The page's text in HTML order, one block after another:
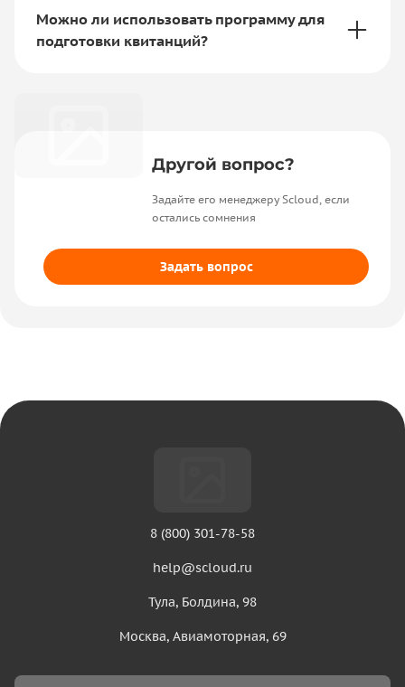
Можно ли использовать программу для
подготовки квитанций?
Другой вопрос?
Задайте его менеджеру Scloud, если
остались сомнения
Задать вопрос
8 (800) 301-78-58
help@scloud.ru
Тула, Болдина, 98
Москва, Авиамоторная, 69